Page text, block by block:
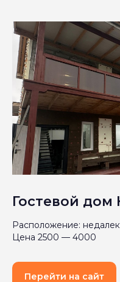
Гостевой дом
Расположение:
Цена 2500 — 4000
Перейти на сайт